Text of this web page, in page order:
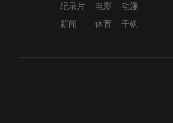
纪录片
电影
动漫
新闻
体育 千帆